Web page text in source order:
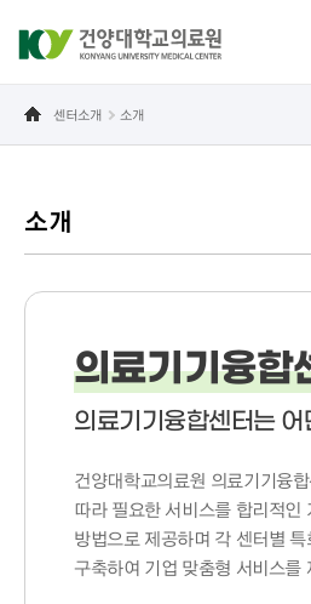
센터소개 소개
소개
의료기기융합
의료기기융합센터는
건양대학교의료원 의료기기융
따라 필요한 서비스를 합리적인
방법으로 제공하며 각 센터별
구축하여 기업 맞춤형 서비스를